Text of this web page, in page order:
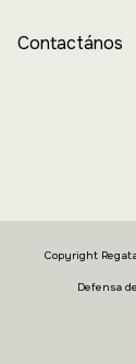
Contactános
Copyright
Defensa